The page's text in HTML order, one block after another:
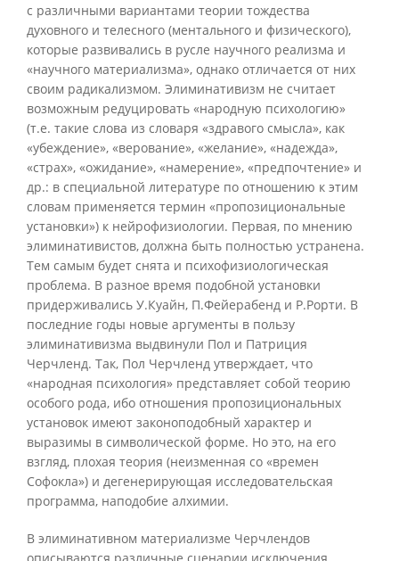
с различными вариантами теории тождества
духовного и телесного (ментального и физического),
которые развивались в русле научного реализма и
«научного материализма», однако отличается от них
своим радикализмом. Элиминативизм не считает
возможным редуцировать «народную психологию»
(т.е. такие слова из словаря «здравого смысла», как
«убеждение», «верование», «желание», «надежда»,
«страх», «ожидание», «намерение», «предпочтение» и
др.: в специальной литературе по отношению к этим
словам применяется термин «пропозициональные
установки») к нейрофизиологии. Первая, по мнению
элиминативистов, должна быть полностью устранена.
Тем самым будет снята и психофизиологическая
проблема. В разное время подобной установки
придерживались У.Куайн, П.Фейерабенд и Р.Рорти. В
последние годы новые аргументы в пользу
элиминативизма выдвинули Пол и Патриция
Черчленд. Так, Пол Черчленд утверждает, что
«народная психология» представляет собой теорию
особого рода, ибо отношения пропозициональных
установок имеют законоподобный характер и
выразимы в символической форме. Но это, на его
взгляд, плохая теория (неизменная со «времен
Софокла») и дегенерирующая исследовательская
программа, наподобие алхимии.
В элиминативном материализме Черчлендов
описываются различные сценарии исключения